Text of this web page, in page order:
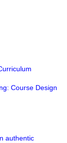
Course Design
authentic